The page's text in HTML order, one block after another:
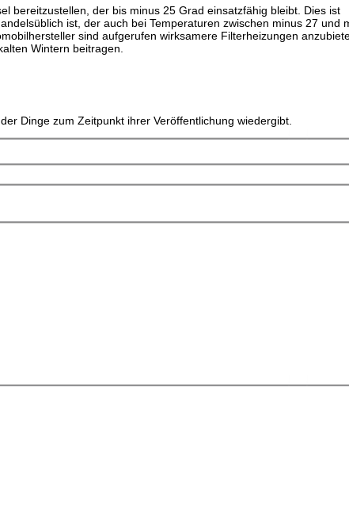
bereitzustellen, der bis minus 25 Grad einsatzfähig bleibt. Dies ist
ist, der auch bei Temperaturen zwischen minus 27 und
sind aufgerufen wirksamere Filterheizungen
Wintern beitragen.
Dinge zum Zeitpunkt ihrer Veröffentlichung wiedergibt.